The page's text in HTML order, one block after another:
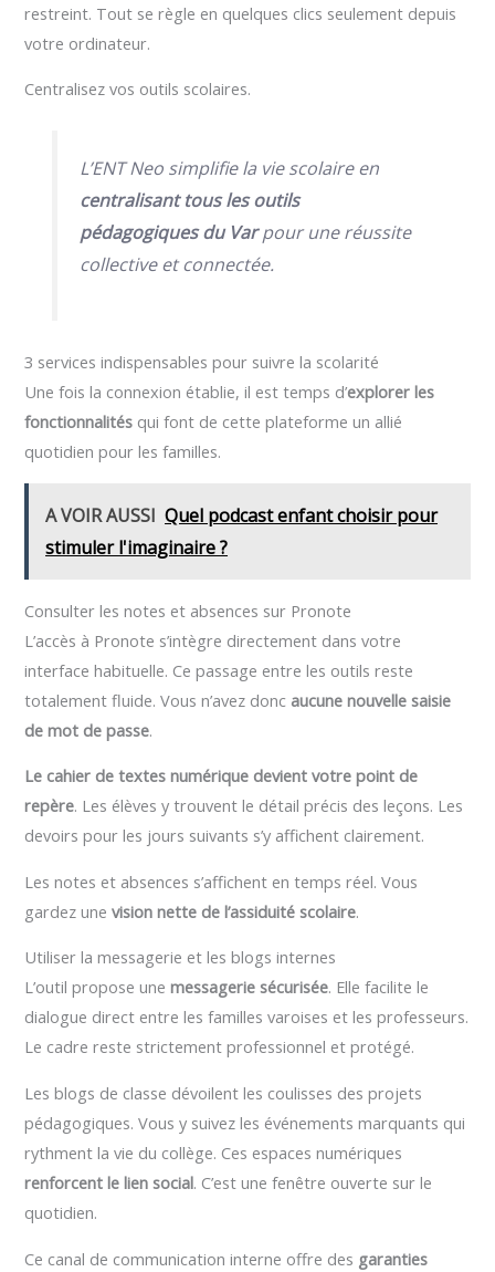
restreint. Tout se règle en quelques clics seulement depuis
votre ordinateur.
Centralisez vos outils scolaires.
L’ENT Neo simplifie la vie scolaire en
centralisant tous les outils
pédagogiques du Varpour une réussite
collective et connectée.
3 services indispensables pour suivre la scolarité
Une fois la connexion établie, il est temps d’explorer les
fonctionnalités qui font de cette plateforme un allié
quotidien pour les familles.
A VOIR AUSSI Quel podcast enfant choisir pour
stimuler l'imaginaire ?
Consulter les notes et absences sur Pronote
L’accès à Pronote s’intègre directement dans votre
interface habituelle. Ce passage entre les outils reste
totalement fluide. Vous n’avez donc aucune nouvelle saisie
de mot de passe.
Le cahier de textes numérique devient votre point de
repère. Les élèves y trouvent le détail précis des leçons. Les
devoirs pour les jours suivants s’y affichent clairement.
Les notes et absences s’affichent en temps réel. Vous
gardez unevision nette de l’assiduité scolaire.
Utiliser la messagerie et les blogs internes
L’outil propose unemessagerie sécurisée. Elle facilite le
dialogue direct entre les familles varoises et les professeurs.
Le cadre reste strictement professionnel et protégé.
Les blogs de classe dévoilent les coulisses des projets
pédagogiques. Vous y suivez les événements marquants qui
rythment la vie du collège. Ces espaces numériques
renforcent le lien social. C’est une fenêtre ouverte sur le
quotidien.
Ce canal de communication interne offre des garanties